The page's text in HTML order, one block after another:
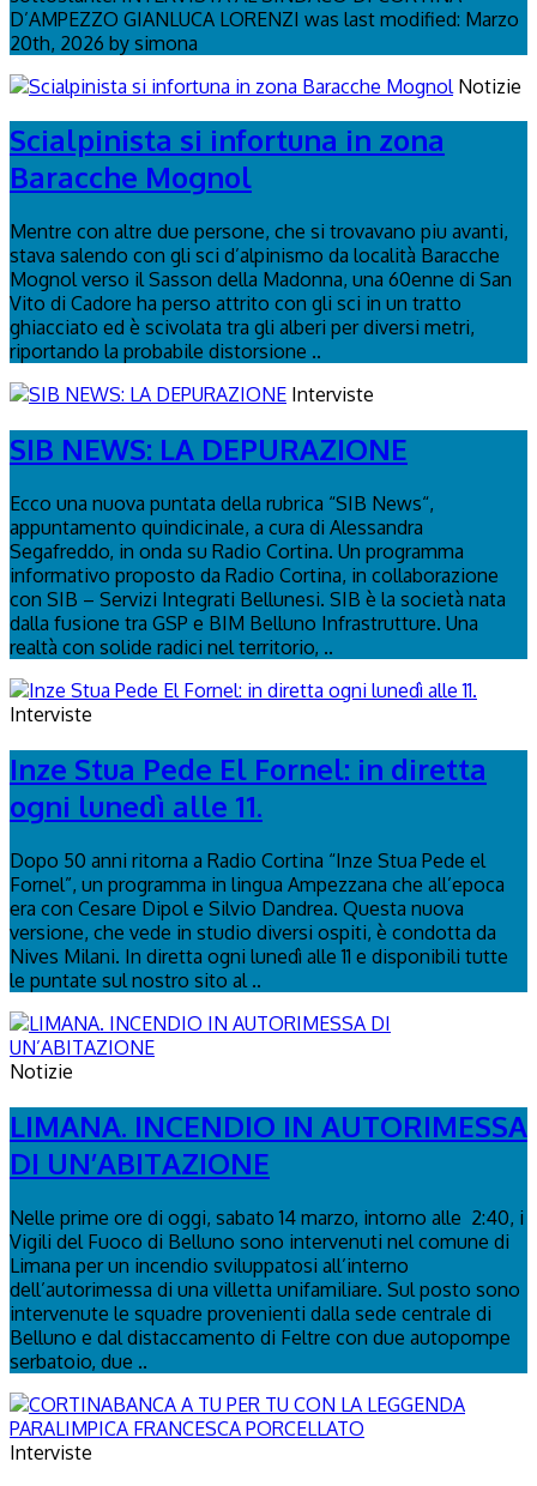
D’AMPEZZO GIANLUCA LORENZI was last modified: Marzo
20th, 2026 by simona
Notizie
Scialpinista si infortuna in zona
Baracche Mognol
Mentre con altre due persone, che si trovavano piu avanti,
stava salendo con gli sci d’alpinismo da località Baracche
Mognol verso il Sasson della Madonna, una 60enne di San
Vito di Cadore ha perso attrito con gli sci in un tratto
ghiacciato ed è scivolata tra gli alberi per diversi metri,
riportando la probabile distorsione ..
Interviste
SIB NEWS: LA DEPURAZIONE
Ecco una nuova puntata della rubrica “SIB News“,
appuntamento quindicinale, a cura di Alessandra
Segafreddo, in onda su Radio Cortina. Un programma
informativo proposto da Radio Cortina, in collaborazione
con SIB – Servizi Integrati Bellunesi. SIB è la società nata
dalla fusione tra GSP e BIM Belluno Infrastrutture. Una
realtà con solide radici nel territorio, ..
Interviste
Inze Stua Pede El Fornel: in diretta
ogni lunedì alle 11.
Dopo 50 anni ritorna a Radio Cortina “Inze Stua Pede el
Fornel”, un programma in lingua Ampezzana che all’epoca
era con Cesare Dipol e Silvio Dandrea. Questa nuova
versione, che vede in studio diversi ospiti, è condotta da
Nives Milani. In diretta ogni lunedì alle 11 e disponibili tutte
le puntate sul nostro sito al ..
Notizie
LIMANA. INCENDIO IN AUTORIMESSA
DI UN’ABITAZIONE
Nelle prime ore di oggi, sabato 14 marzo, intorno alle 2:40, i
Vigili del Fuoco di Belluno sono intervenuti nel comune di
Limana per un incendio sviluppatosi all’interno
dell’autorimessa di una villetta unifamiliare. Sul posto sono
intervenute le squadre provenienti dalla sede centrale di
Belluno e dal distaccamento di Feltre con due autopompe
serbatoio, due ..
Interviste